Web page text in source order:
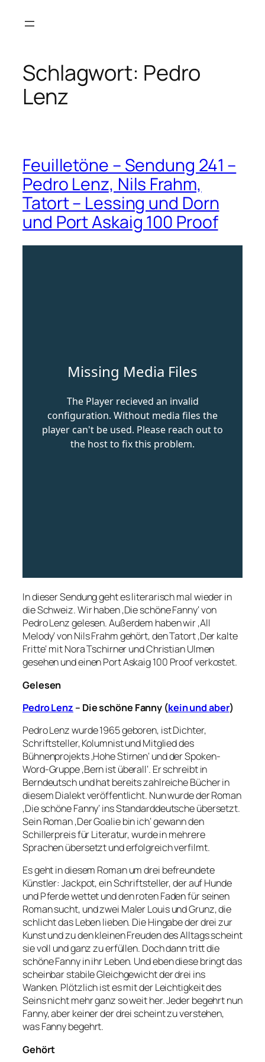
Inhalt
Schlagwort: Pedro
Lenz
Feuilletöne – Sendung 241 –
Pedro Lenz, Nils Frahm,
Tatort – Lessing und Dorn
und Port Askaig 100 Proof
In dieser Sendung geht es literarisch mal wieder in
die Schweiz. Wir haben ‚Die schöne Fanny‘ von
Pedro Lenz gelesen. Außerdem haben wir ‚All
Melody‘ von Nils Frahm gehört, den Tatort ‚Der kalte
Fritte‘ mit Nora Tschirner und Christian Ulmen
gesehen und einen Port Askaig 100 Proof verkostet.
Gelesen
Pedro Lenz – Die schöne Fanny (kein und aber)
Pedro Lenz wurde 1965 geboren, ist Dichter,
Schriftsteller, Kolumnist und Mitglied des
Bühnenprojekts ‚Hohe Stirnen‘ und der Spoken-
Word-Gruppe ‚Bern ist überall‘. Er schreibt in
Berndeutsch und hat bereits zahlreiche Bücher in
diesem Dialekt veröffentlicht. Nun wurde der Roman
‚Die schöne Fanny‘ ins Standarddeutsche übersetzt.
Sein Roman ‚Der Goalie bin ich‘ gewann den
Schillerpreis für Literatur, wurde in mehrere
Sprachen übersetzt und erfolgreich verfilmt.
Es geht in diesem Roman um drei befreundete
Künstler: Jackpot, ein Schriftsteller, der auf Hunde
und Pferde wettet und den roten Faden für seinen
Roman sucht, und zwei Maler Louis und Grunz, die
schlicht das Leben lieben. Die Hingabe der drei zur
Kunst und zu den kleinen Freuden des Alltags scheint
sie voll und ganz zu erfüllen. Doch dann tritt die
schöne Fanny in ihr Leben. Und eben diese bringt das
scheinbar stabile Gleichgewicht der drei ins
Wanken. Plötzlich ist es mit der Leichtigkeit des
Seins nicht mehr ganz so weit her. Jeder begehrt nun
Fanny, aber keiner der drei scheint zu verstehen,
was Fanny begehrt.
Gehört